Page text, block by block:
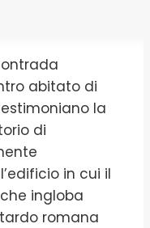
abitato di
la
di
in cui il
ingloba
romana